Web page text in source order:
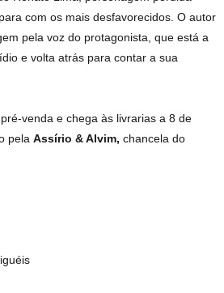
com os mais desfavorecidos. O autor
pela voz do protagonista, que está a
e volta atrás para contar a sua
venda e chega às livrarias a 8 de
pelaAssírio & Alvim,chancela do